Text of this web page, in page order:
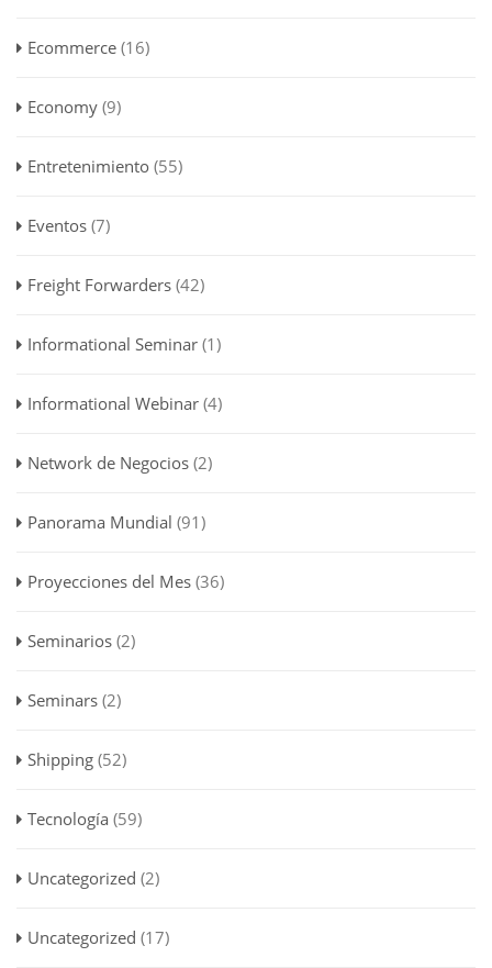
Ecommerce (16)
Economy (9)
Entretenimiento (55)
Eventos (7)
Freight Forwarders (42)
Informational Seminar (1)
Informational Webinar (4)
Network de Negocios (2)
Panorama Mundial (91)
Proyecciones del Mes (36)
Seminarios (2)
Seminars (2)
Shipping (52)
Tecnología (59)
Uncategorized (2)
Uncategorized (17)